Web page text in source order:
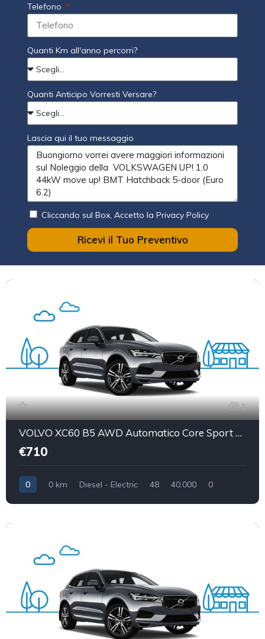
Telefono
Quanti Km all'anno percorri?
Quanti Anticipo Vorresti Versare?
Lascia qui il tuo messaggio
Cliccando sul Box, Accetto la Privacy Policy
Ricevi il Tuo Preventivo
1
VOLVO XC60 B5 AWD Automatico Core Sport Utility Vehicle 5-Door (Euro 6D)
€710
0 0 km Diesel - Electric 48 40.000 0